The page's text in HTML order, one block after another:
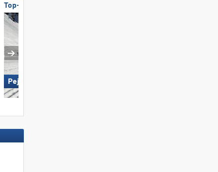
Top-Pistenpräparierung
Pejo 3000